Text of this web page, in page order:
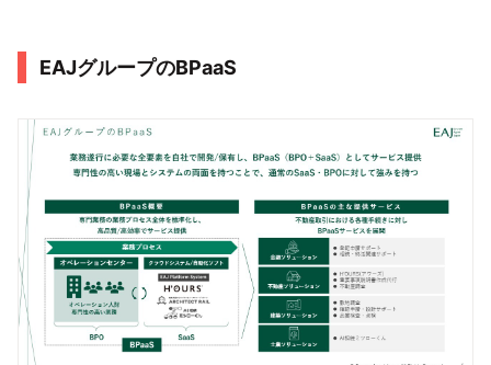
EAJグループのBPaaS